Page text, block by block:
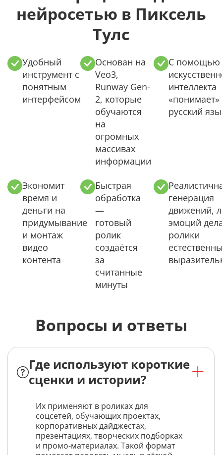
нейросетью в Пиксель
Тулс
Удобный
инструмент с
понятным
интерфейсом
Основан на
Veo3,
Runway Gen-
2, которые
обучаются
на
огромных
массивах
информации
С помощью
интеллекта
«понимает»
русский
Экономит
время и
деньги на
придумывание
и монтаж
видео
контента
Быстрая
обработка
—
готовый
ролик
создаётся
за
считанные
минуты
генерация
движений,
эмоций
ролики
Вопросы и ответы
Где используют короткие
сценки и истории?
Их применяют в роликах для
соцсетей, обучающих проектах,
корпоративных дайджестах,
презентациях, творческих подборках
и промо-материалах. Такой формат